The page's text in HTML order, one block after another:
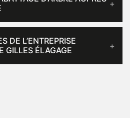
DE L’ENTREPRISE
GILLES ÉLAGAGE